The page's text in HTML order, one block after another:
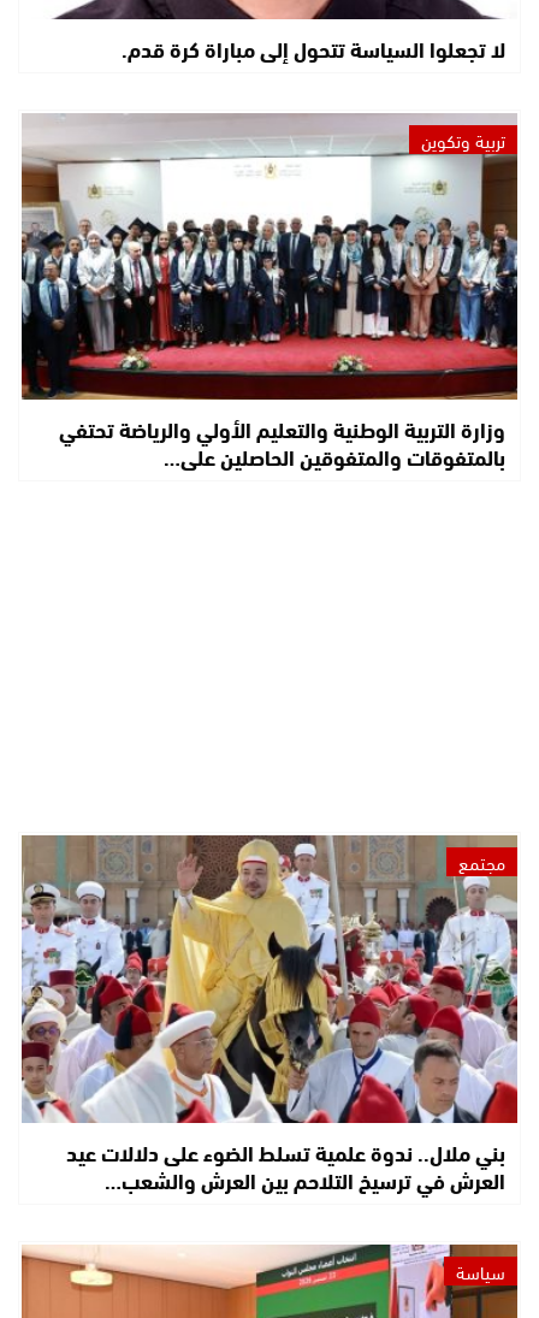
لا تجعلوا السياسة تتحول إلى مباراة كرة قدم.
تربية وتكوين
وزارة التربية الوطنية والتعليم الأولي والرياضة تحتفي
بالمتفوقات والمتفوقين الحاصلين على…
مجتمع
بني ملال.. ندوة علمية تسلط الضوء على دلالات عيد
العرش في ترسيخ التلاحم بين العرش والشعب…
سياسة